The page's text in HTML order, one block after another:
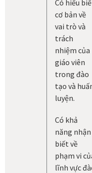
Có hiểu
cơ bản về
vai trò và
trách
nhiệm của
giáo viên
trong đào
tạo và
luyện.
Có khả
năng nhận
biết về
phạm vi
lĩnh vực